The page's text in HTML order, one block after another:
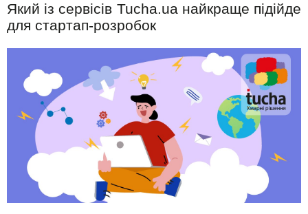
Який із сервісів Tucha.ua найкраще підійде
для стартап-розробок